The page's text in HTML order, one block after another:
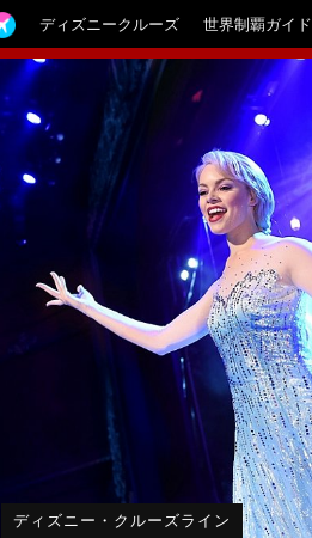
ディズニークルーズ 世界制覇ガイド
ディズニー・クルーズライン